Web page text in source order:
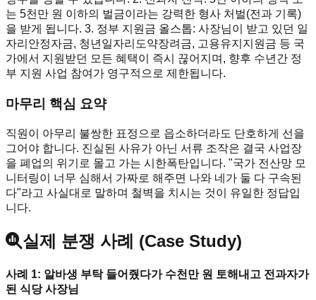
는 5천만 원 이하의 벌금이라는 강력한 형사 처벌(전과 기록)
을 받게 됩니다. 3. 정부 지원금 올스톱: 사장님이 받고 있던 일
자리안정자금, 청년일자리도약장려금, 고용유지지원금 등 국
가에서 지원받던 모든 혜택이 즉시 끊어지며, 향후 수년간 정
부 지원 사업 참여가 영구적으로 제한됩니다.
마무리 핵심 요약
직원이 아무리 불쌍한 표정으로 읍소하더라도 단호하게 선을
그어야 합니다. 진실된 사유가 아닌 서류 조작은 결국 사업장
을 폐업의 위기로 몰고 가는 시한폭탄입니다. "국가 전산망 모
니터링이 너무 심해서 가짜로 해주면 나와 네가 둘 다 구속된
다"라고 사실대로 말하며 철벽을 치시는 것이 유일한 정답입
니다.
실제 분쟁 사례 (Case Study)
사례 1: 알바생 부탁 들어줬다가 수천만 원 토해내고 전과자가
된 식당 사장님